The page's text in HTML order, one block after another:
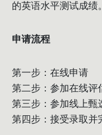
的英语水平测试成绩。
申请流程
第一步：在线申请
第⼆步：参加在线评
第三步：参加线上甄
第四步：接受录取并